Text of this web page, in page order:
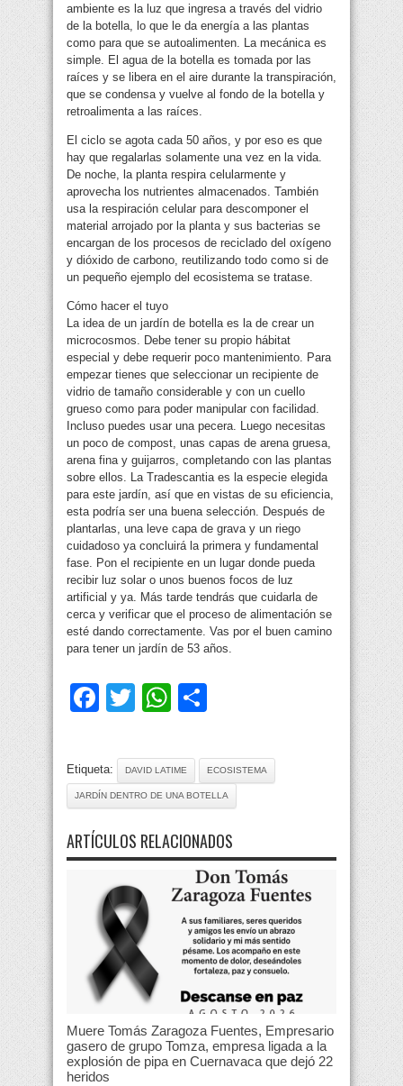
ambiente es la luz que ingresa a través del vidrio
de la botella, lo que le da energía a las plantas
como para que se autoalimenten. La mecánica es
simple. El agua de la botella es tomada por las
raíces y se libera en el aire durante la transpiración,
que se condensa y vuelve al fondo de la botella y
retroalimenta a las raíces.
El ciclo se agota cada 50 años, y por eso es que
hay que regalarlas solamente una vez en la vida.
De noche, la planta respira celularmente y
aprovecha los nutrientes almacenados. También
usa la respiración celular para descomponer el
material arrojado por la planta y sus bacterias se
encargan de los procesos de reciclado del oxígeno
y dióxido de carbono, reutilizando todo como si de
un pequeño ejemplo del ecosistema se tratase.
Cómo hacer el tuyo
La idea de un jardín de botella es la de crear un
microcosmos. Debe tener su propio hábitat
especial y debe requerir poco mantenimiento. Para
empezar tienes que seleccionar un recipiente de
vidrio de tamaño considerable y con un cuello
grueso como para poder manipular con facilidad.
Incluso puedes usar una pecera. Luego necesitas
un poco de compost, unas capas de arena gruesa,
arena fina y guijarros, completando con las plantas
sobre ellos. La Tradescantia es la especie elegida
para este jardín, así que en vistas de su eficiencia,
esta podría ser una buena selección. Después de
plantarlas, una leve capa de grava y un riego
cuidadoso ya concluirá la primera y fundamental
fase. Pon el recipiente en un lugar donde pueda
recibir luz solar o unos buenos focos de luz
artificial y ya. Más tarde tendrás que cuidarla de
cerca y verificar que el proceso de alimentación se
esté dando correctamente. Vas por el buen camino
para tener un jardín de 53 años.
Facebook
TwitterWhatsApp
Etiqueta: DAVID LATIME ECOSISTEMA
JARDÍN DENTRO DE UNA BOTELLA
ARTÍCULOS RELACIONADOS
Muere Tomás Zaragoza Fuentes, Empresario
gasero de grupo Tomza, empresa ligada a la
explosión de pipa en Cuernavaca que dejó 22
heridos